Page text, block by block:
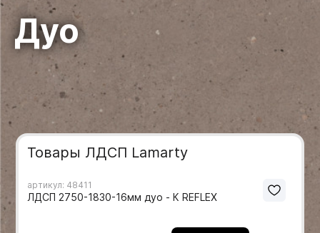
Фурнитура
Столешницы
Мой ЭГГЕР
Фасады
Мебельные образцы, каталоги
Дуо
Товары ЛДСП Lamarty
артикул: 48411
ЛДСП 2750-1830-16мм дуо - К REFLEX